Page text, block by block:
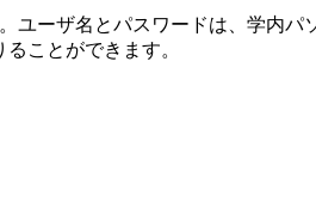
ユーザ名とパスワードは、学内パ
ことができます。